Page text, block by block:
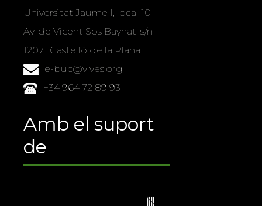
Universitat Jaume I, local 10
Av. de Vicent Sos Baynat, s/n
12071 Castelló de la Plana
e-buc@vives.org
+34 964 72 89 93
Amb el suport
de